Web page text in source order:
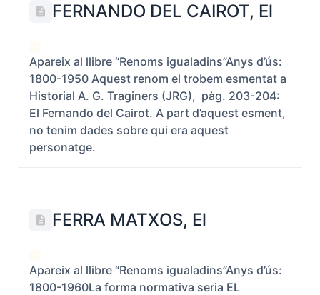
FERNANDO DEL CAIROT, El
Apareix al llibre “Renoms igualadins”Anys d’ús:
1800-1950 Aquest renom el trobem esmentat a
Historial A. G. Traginers (JRG), pàg. 203-204:
El Fernando del Cairot. A part d’aquest esment,
no tenim dades sobre qui era aquest
personatge.
FERRA MATXOS, El
Apareix al llibre “Renoms igualadins”Anys d’ús:
1800-1960La forma normativa seria EL